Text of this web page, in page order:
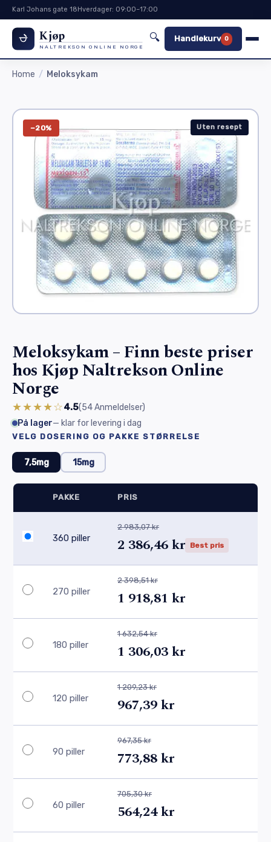
Karl Johans gate 18Hverdager: 09:00–17:00
Kjøp
NALTREKSON ONLINE NORGE
🔍 Handlekurv 0
Home Meloksykam
−20% Uten resept
Meloksykam – Finn beste priser
hos Kjøp Naltrekson Online
Norge
★★★★☆4.5(54Anmeldelser)
På lager— klar for levering i dag
VELG DOSERING OG PAKKE STØRRELSE
7,5mg 15mg
PAKKE PRIS
360 piller
2 983,07 kr
2 386,46 kr Best pris
270 piller
2 398,51 kr
1 918,81 kr
180 piller
1 632,54 kr
1 306,03 kr
120 piller
1 209,23 kr
967,39 kr
90 piller
967,35 kr
773,88 kr
60 piller
705,30 kr
564,24 kr